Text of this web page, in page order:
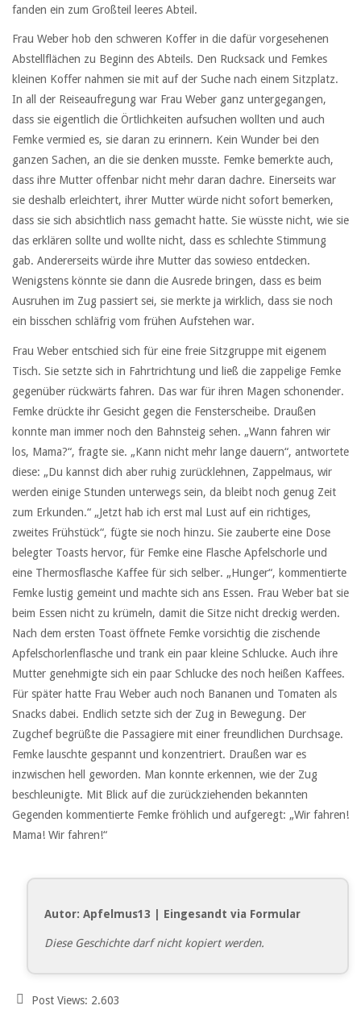
fanden ein zum Großteil leeres Abteil.
Frau Weber hob den schweren Koffer in die dafür vorgesehenen
Abstellflächen zu Beginn des Abteils. Den Rucksack und Femkes
kleinen Koffer nahmen sie mit auf der Suche nach einem Sitzplatz.
In all der Reiseaufregung war Frau Weber ganz untergegangen,
dass sie eigentlich die Örtlichkeiten aufsuchen wollten und auch
Femke vermied es, sie daran zu erinnern. Kein Wunder bei den
ganzen Sachen, an die sie denken musste. Femke bemerkte auch,
dass ihre Mutter offenbar nicht mehr daran dachre. Einerseits war
sie deshalb erleichtert, ihrer Mutter würde nicht sofort bemerken,
dass sie sich absichtlich nass gemacht hatte. Sie wüsste nicht, wie sie
das erklären sollte und wollte nicht, dass es schlechte Stimmung
gab. Andererseits würde ihre Mutter das sowieso entdecken.
Wenigstens könnte sie dann die Ausrede bringen, dass es beim
Ausruhen im Zug passiert sei, sie merkte ja wirklich, dass sie noch
ein bisschen schläfrig vom frühen Aufstehen war.
Frau Weber entschied sich für eine freie Sitzgruppe mit eigenem
Tisch. Sie setzte sich in Fahrtrichtung und ließ die zappelige Femke
gegenüber rückwärts fahren. Das war für ihren Magen schonender.
Femke drückte ihr Gesicht gegen die Fensterscheibe. Draußen
konnte man immer noch den Bahnsteig sehen. „Wann fahren wir
los, Mama?“, fragte sie. „Kann nicht mehr lange dauern“, antwortete
diese: „Du kannst dich aber ruhig zurücklehnen, Zappelmaus, wir
werden einige Stunden unterwegs sein, da bleibt noch genug Zeit
zum Erkunden.“ „Jetzt hab ich erst mal Lust auf ein richtiges,
zweites Frühstück“, fügte sie noch hinzu. Sie zauberte eine Dose
belegter Toasts hervor, für Femke eine Flasche Apfelschorle und
eine Thermosflasche Kaffee für sich selber. „Hunger“, kommentierte
Femke lustig gemeint und machte sich ans Essen. Frau Weber bat sie
beim Essen nicht zu krümeln, damit die Sitze nicht dreckig werden.
Nach dem ersten Toast öffnete Femke vorsichtig die zischende
Apfelschorlenflasche und trank ein paar kleine Schlucke. Auch ihre
Mutter genehmigte sich ein paar Schlucke des noch heißen Kaffees.
Für später hatte Frau Weber auch noch Bananen und Tomaten als
Snacks dabei. Endlich setzte sich der Zug in Bewegung. Der
Zugchef begrüßte die Passagiere mit einer freundlichen Durchsage.
Femke lauschte gespannt und konzentriert. Draußen war es
inzwischen hell geworden. Man konnte erkennen, wie der Zug
beschleunigte. Mit Blick auf die zurückziehenden bekannten
Gegenden kommentierte Femke fröhlich und aufgeregt: „Wir fahren!
Mama! Wir fahren!“
Autor: Apfelmus13 | Eingesandt via Formular
Diese Geschichte darf nicht kopiert werden.
Post Views: 2.603